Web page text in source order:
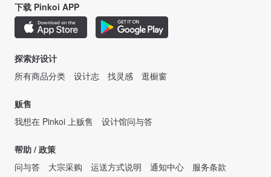
下载 Pinkoi APP
探索好设计
所有商品分类
设计志 找灵感 逛橱窗
贩售
我想在 Pinkoi 上贩售
设计馆问与答
帮助 / 政策
问与答
大宗采购 运送方式说明 通知中心
服务条款